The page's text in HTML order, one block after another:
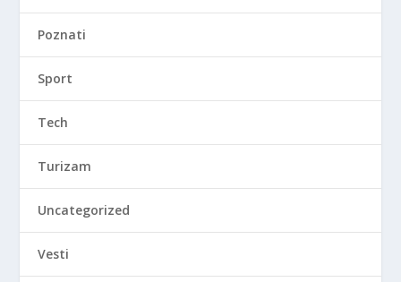
Poznati
Sport
Tech
Turizam
Uncategorized
Vesti